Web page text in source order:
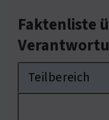
Faktenliste
Teilbereich